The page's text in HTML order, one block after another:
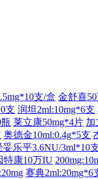
支/盒 金舒喜
支 润坦2ml:10mg*6支
莱立康50mg*4片 加
奥德金10ml:0.4g*5支
妥乐平3.6NU/3ml*10
特康10万IU
赛典2ml:20mg*6